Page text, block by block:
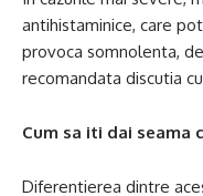
antihistaminice, care
provoca somnolenta,
recomandata discutia
Cum sa iti dai seama
Diferentierea dintre